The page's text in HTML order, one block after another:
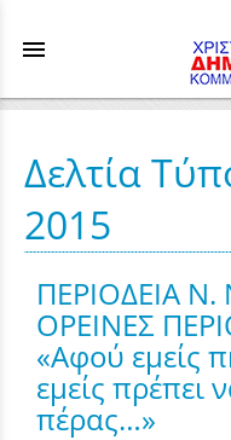
menu
Δελτία
2015
ΠΕΡΙΟΔΕΙΑ
ΟΡΕΙΝΕΣ
«Αφού εμείς
εμείς πρέπει
πέρας…»